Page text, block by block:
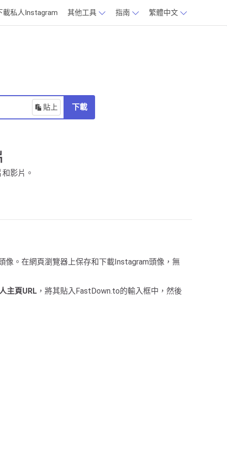
載私人Instagram 其他工具 指南 繁體中文
貼上 下載
影片。
。在網頁瀏覽器上保存和下載Instagram頭像，無
主頁URL ，將其貼入FastDown.to的輸入框中，然後